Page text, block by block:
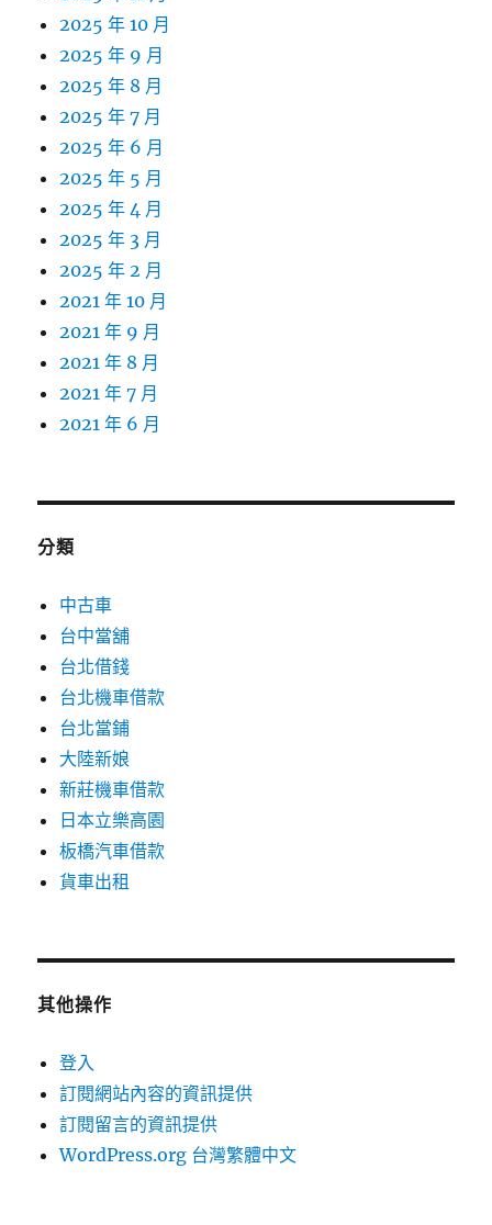
2025 年 10 月
2025 年 9 月
2025 年 8 月
2025 年 7 月
2025 年 6 月
2025 年 5 月
2025 年 4 月
2025 年 3 月
2025 年 2 月
2021 年 10 月
2021 年 9 月
2021 年 8 月
2021 年 7 月
2021 年 6 月
分類
中古車
台中當舖
台北借錢
台北機車借款
台北當鋪
大陸新娘
新莊機車借款
日本立樂高園
板橋汽車借款
貨車出租
其他操作
登入
訂閱網站內容的資訊提供
訂閱留言的資訊提供
WordPress.org 台灣繁體中文